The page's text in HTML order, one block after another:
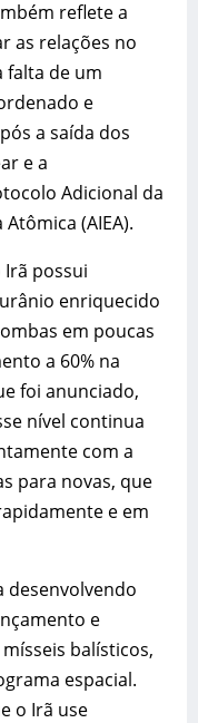
reflete a
as relações no
falta de um
e
a saída dos
e a
Adicional da
(AIEA).
possui
enriquecido
em poucas
a 60% na
foi anunciado,
nível continua
com a
para novas, que
e em
desenvolvendo
e
balísticos,
espacial.
o Irã use